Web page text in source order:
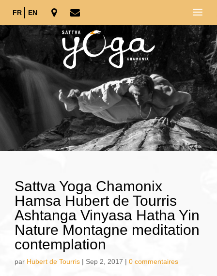
FR EN
Sattva Yoga Chamonix
Hamsa Hubert de Tourris
Ashtanga Vinyasa Hatha Yin
Nature Montagne meditation
contemplation
par Hubert de Tourris | Sep 2, 2017 | 0 commentaires